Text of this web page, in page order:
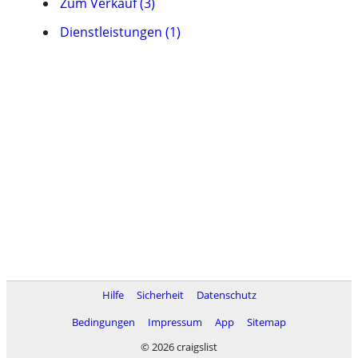
Dienstleistungen (1)
Hilfe Sicherheit
Datenschutz
Bedingungen
Impressum App
Sitemap
© 2026 craigslist